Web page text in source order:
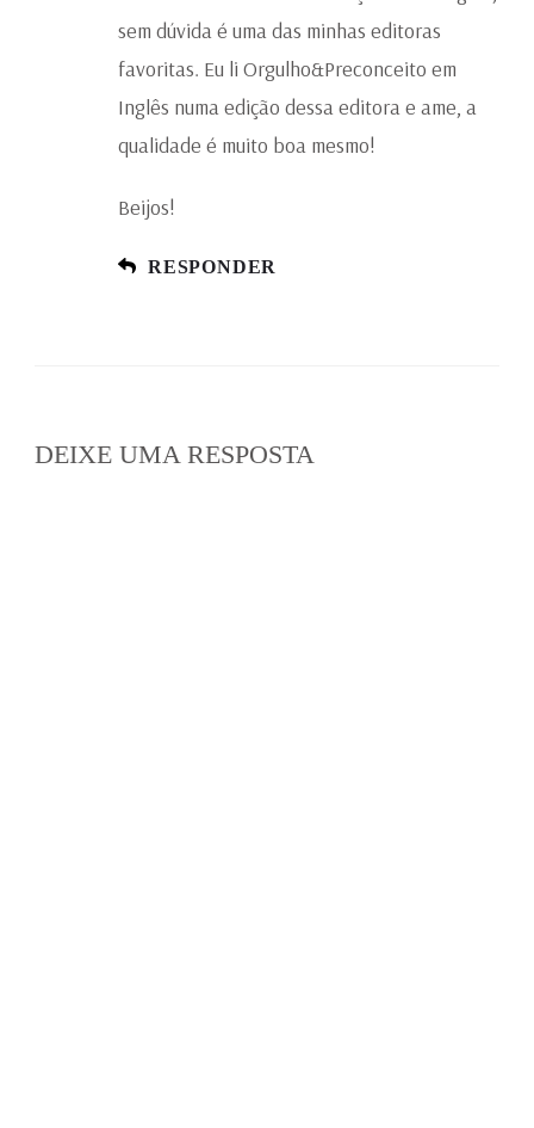
sem dúvida é uma das minhas editoras
favoritas. Eu li Orgulho&Preconceito em
Inglês numa edição dessa editora e ame, a
qualidade é muito boa mesmo!
Beijos!
RESPONDER
DEIXE UMA RESPOSTA